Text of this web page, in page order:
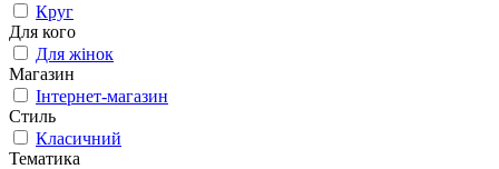
Круг
Для кого
Для жінок
Магазин
Інтернет-магазин
Стиль
Класичний
Тематика